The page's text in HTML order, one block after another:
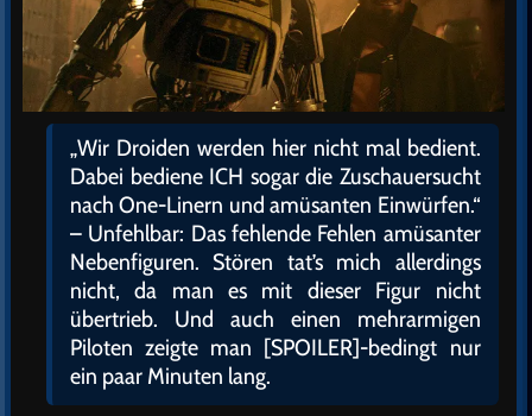
„Wir Droiden werden hier nicht mal bedient.
Dabei bediene ICH sogar die Zuschauersucht
nach One-Linern und amüsanten Einwürfen.“
– Unfehlbar: Das fehlende Fehlen amüsanter
Nebenfiguren. Stören tat’s mich allerdings
nicht, da man es mit dieser Figur nicht
übertrieb. Und auch einen mehrarmigen
Piloten zeigte man [SPOILER]-bedingt nur
ein paar Minuten lang.